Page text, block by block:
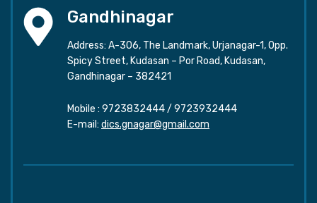
Gandhinagar
Address: A-306, The Landmark, Urjanagar-1, Opp.
Spicy Street, Kudasan – Por Road, Kudasan,
Gandhinagar – 382421
Mobile : 9723832444/ 9723932444
E-mail: dics.gnagar@gmail.com